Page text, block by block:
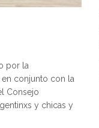
por la
en conjunto con la
Consejo
y chicas y